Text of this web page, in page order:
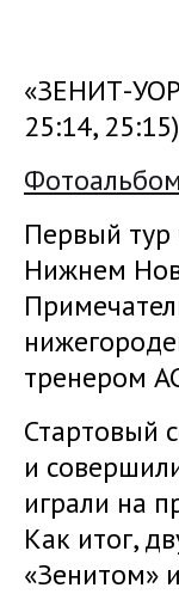
«ЗЕНИТ-
25:14, 25:15)
Первый
Нижнем
тренером
Стартовый
и
играли на
Как итог,
«Зенитом»